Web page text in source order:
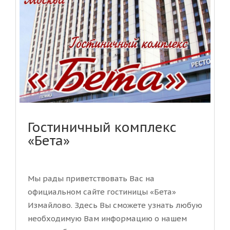
Гостиничный комплекс
«Бета»
Мы рады приветствовать Вас на
официальном сайте гостиницы «Бета»
Измайлово. Здесь Вы сможете узнать любую
необходимую Вам информацию о нашем